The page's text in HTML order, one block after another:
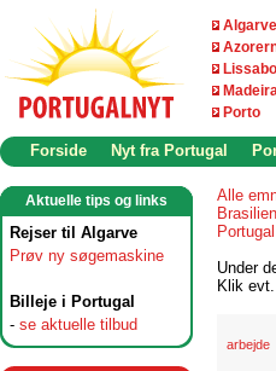
Algarve
Porto
Forside Nyt fra Portugal
Aktuelle tips og links
Rejser til Algarve
Prøv ny søgemaskine
Billeje i Portugal
- se aktuelle tilbud
Alle
Brasilien
Portugal
Under
Klik
arbejde